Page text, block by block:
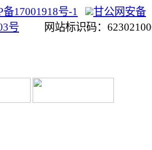
17001918号-1
甘公网安备
号 网站标识码：